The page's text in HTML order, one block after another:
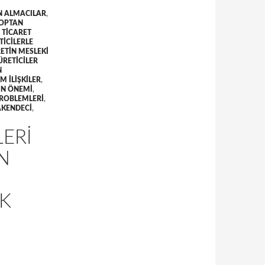
ALMACILAR,
MESLEKI
ILIŞKILER,
ÖNEMI ,
,
,